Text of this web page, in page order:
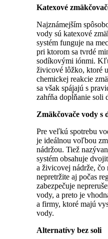
Katexové
Najznámejším
vody sú katexové
systém funguje na
pri ktorom sa tvrdé
sodíkovými iónmi.
živicové lôžko, ktoré
chemickej reakcie
sa však spájajú s
zahŕňa dopĺňanie soli
Zmäkčovače vody s
Pre veľkú spotrebu
je ideálnou voľbou
nádržou. Tiež
systém obsahuje
a živicovej nádrže,
nepretržite aj počas
zabezpečuje
vody, a preto je
a firmy, ktoré majú
vody.
Alternatívy bez soli